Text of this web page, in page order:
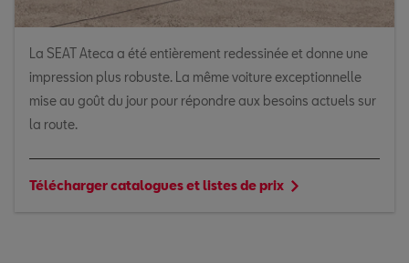
La SEAT Ateca a été entièrement redessinée et donne une
impression plus robuste. La même voiture exceptionnelle
mise au goût du jour pour répondre aux besoins actuels sur
la route.
Télécharger catalogues et listes de prix